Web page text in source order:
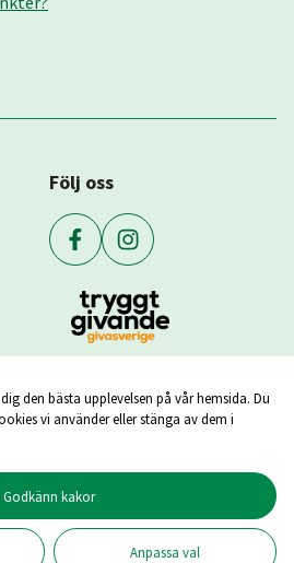
Följ oss
2026Reumatikerförbundet
den bästa upplevelsen på vår hemsida. Du
vi använder eller stänga av dem i
Godkänn kakor
Anpassa val